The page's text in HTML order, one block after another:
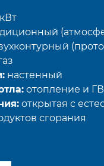
настенный
отопление и
открытая с
сгорания